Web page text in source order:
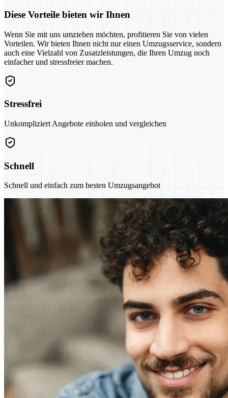
Diese Vorteile bieten wir Ihnen
Wenn Sie mit uns umziehen möchten, profitieren Sie von vielen
Vorteilen. Wir bieten Ihnen nicht nur einen Umzugsservice, sondern
auch eine Vielzahl von Zusatzleistungen, die Ihren Umzug noch
einfacher und stressfreier machen.
Stressfrei
Unkompliziert Angebote einholen und vergleichen
Schnell
Schnell und einfach zum besten Umzugsangebot